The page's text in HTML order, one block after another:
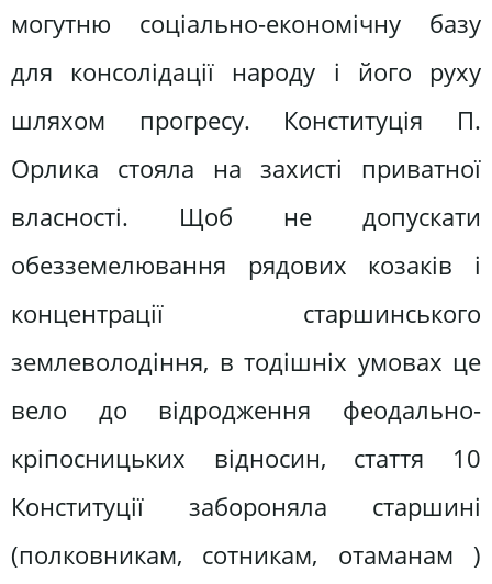
могутню соціально-економічну базу
для консолідації народу і його руху
шляхом прогресу. Конституція П.
Орлика стояла на захисті приватної
власності. Щоб не допускати
обезземелювання рядових козаків і
концентрації старшинського
землеволодіння, в тодішніх умовах це
вело до відродження феодально-
кріпосницьких відносин, стаття 10
Конституції забороняла старшині
(полковникам, сотникам, отаманам )